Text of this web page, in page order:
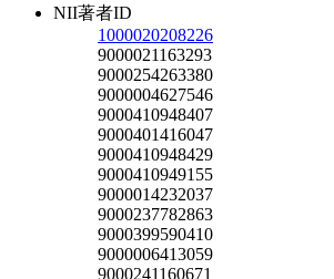
NII著者ID
1000020208226
9000021163293
9000254263380
9000004627546
9000410948407
9000401416047
9000410948429
9000410949155
9000014232037
9000237782863
9000399590410
9000006413059
9000241160671